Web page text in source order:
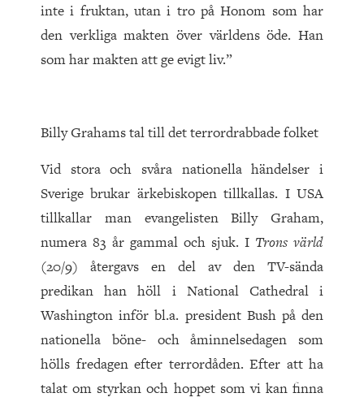
inte i fruktan, utan i tro på Honom som har
den verkliga makten över världens öde. Han
som har makten att ge evigt liv.”
Billy Grahams tal till det terrordrabbade folket
Vid stora och svåra nationella händelser i
Sverige brukar ärkebiskopen tillkallas. I USA
tillkallar man evangelisten Billy Graham,
numera 83 år gammal och sjuk. I Trons värld
(20/9) återgavs en del av den TV-sända
predikan han höll i National Cathedral i
Washington inför bl.a. president Bush på den
nationella böne- och åminnelsedagen som
hölls fredagen efter terrordåden. Efter att ha
talat om styrkan och hoppet som vi kan finna